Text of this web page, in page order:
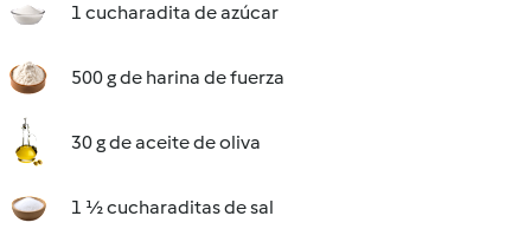
1 cucharadita de azúcar
500 g de harina de fuerza
30 g de aceite de oliva
1 ½ cucharaditas de sal